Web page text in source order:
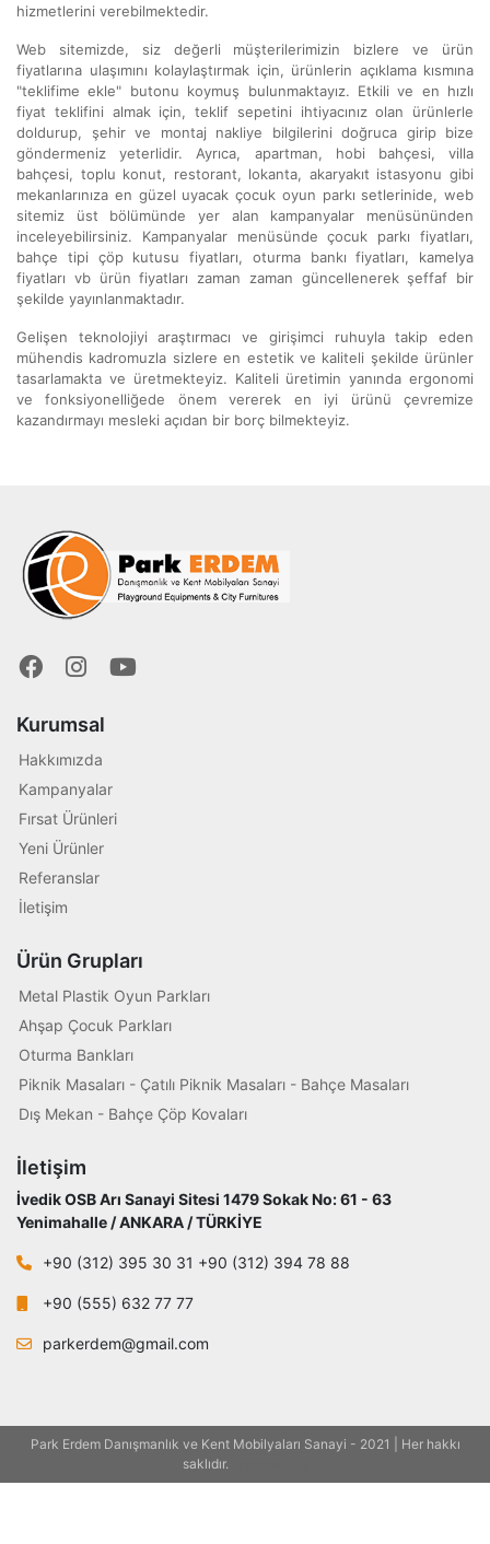
hizmetlerini verebilmektedir.
Web sitemizde, siz değerli müşterilerimizin bizlere ve ürün
fiyatlarına ulaşımını kolaylaştırmak için, ürünlerin açıklama kısmına
"teklifime ekle" butonu koymuş bulunmaktayız. Etkili ve en hızlı
fiyat teklifini almak için, teklif sepetini ihtiyacınız olan ürünlerle
doldurup, şehir ve montaj nakliye bilgilerini doğruca girip bize
göndermeniz yeterlidir. Ayrıca, apartman, hobi bahçesi, villa
bahçesi, toplu konut, restorant, lokanta, akaryakıt istasyonu gibi
mekanlarınıza en güzel uyacak çocuk oyun parkı setlerinide, web
sitemiz üst bölümünde yer alan kampanyalar menüsününden
inceleyebilirsiniz. Kampanyalar menüsünde çocuk parkı fiyatları,
bahçe tipi çöp kutusu fiyatları, oturma bankı fiyatları, kamelya
fiyatları vb ürün fiyatları zaman zaman güncellenerek şeffaf bir
şekilde yayınlanmaktadır.
Gelişen teknolojiyi araştırmacı ve girişimci ruhuyla takip eden
mühendis kadromuzla sizlere en estetik ve kaliteli şekilde ürünler
tasarlamakta ve üretmekteyiz. Kaliteli üretimin yanında ergonomi
ve fonksiyonelliğede önem vererek en iyi ürünü çevremize
kazandırmayı mesleki açıdan bir borç bilmekteyiz.
Kurumsal
Hakkımızda
Kampanyalar
Fırsat Ürünleri
Yeni Ürünler
Referanslar
İletişim
Ürün Grupları
Metal Plastik Oyun Parkları
Ahşap Çocuk Parkları
Oturma Bankları
Piknik Masaları - Çatılı Piknik Masaları - Bahçe Masaları
Dış Mekan - Bahçe Çöp Kovaları
İletişim
İvedik OSB Arı Sanayi Sitesi 1479 Sokak No: 61 - 63
Yenimahalle / ANKARA / TÜRKİYE
+90 (312) 395 30 31 +90 (312) 394 78 88
+90 (555) 632 77 77
parkerdem@gmail.com
Park Erdem Danışmanlık ve Kent Mobilyaları Sanayi - 2021 | Her hakkı
saklıdır.